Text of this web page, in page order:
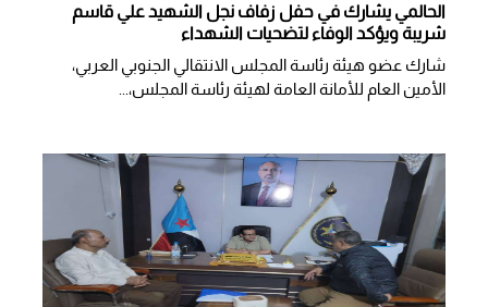
الحالمي يشارك في حفل زفاف نجل الشهيد علي قاسم
شريبة ويؤكد الوفاء لتضحيات الشهداء
شارك عضو هيئة رئاسة المجلس الانتقالي الجنوبي العربي،
الأمين العام للأمانة العامة لهيئة رئاسة المجلس،...